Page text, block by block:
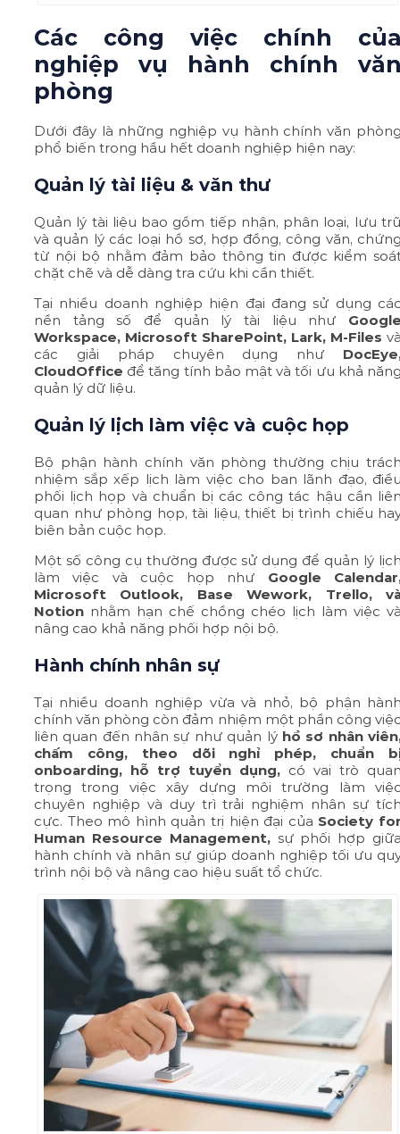
Các công việc chính
nghiệp vụ hành chính
phòng
Dưới đây là những nghiệp vụ hành chính văn
phổ biến trong hầu hết doanh nghiệp hiện nay:
Quản lý tài liệu & văn thư
Quản lý tài liệu bao gồm tiếp nhận, phân loại, lưu
và quản lý các loại hồ sơ, hợp đồng, công văn,
từ nội bộ nhằm đảm bảo thông tin được kiểm
chặt chẽ và dễ dàng tra cứu khi cần thiết.
Tại nhiều doanh nghiệp hiện đại đang sử dụng
nền tảng số để quản lý tài liệu như
Workspace, Microsoft SharePoint, Lark, M-Files
các giải pháp chuyên dụng như
CloudOffice để tăng tính bảo mật và tối ưu khả
quản lý dữ liệu.
Quản lý lịch làm việc và cuộc họp
Bộ phận hành chính văn phòng thường chịu
nhiệm sắp xếp lịch làm việc cho ban lãnh đạo,
phối lịch họp và chuẩn bị các công tác hậu cần
quan như phòng họp, tài liệu, thiết bị trình chiếu
biên bản cuộc họp.
Một số công cụ thường được sử dụng để quản lý
làm việc và cuộc họp như Google
Microsoft Outlook, Base Wework, Trello,
Notion nhằm hạn chế chồng chéo lịch làm việc
nâng cao khả năng phối hợp nội bộ.
Hành chính nhân sự
Tại nhiều doanh nghiệp vừa và nhỏ, bộ phận
chính văn phòng còn đảm nhiệm một phần công
liên quan đến nhân sự như quản lý hồ sơ nhân
chấm công, theo dõi nghỉ phép, chuẩn
onboarding, hỗ trợ tuyển dụng, có vai trò
trọng trong việc xây dựng môi trường làm
chuyên nghiệp và duy trì trải nghiệm nhân sự
cực. Theo mô hình quản trị hiện đại của Society
Human Resource Management,sự phối hợp
hành chính và nhân sự giúp doanh nghiệp tối ưu
trình nội bộ và nâng cao hiệu suất tổ chức.